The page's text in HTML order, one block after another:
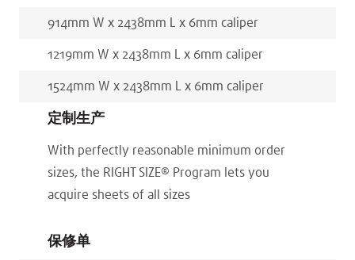
914mm W x 2438mm L x 6mm caliper
1219mm W x 2438mm L x 6mm caliper
1524mm W x 2438mm L x 6mm caliper
定制生产
With perfectly reasonable minimum order
sizes, the RIGHT SIZE® Program lets you
acquire sheets of all sizes
保修单